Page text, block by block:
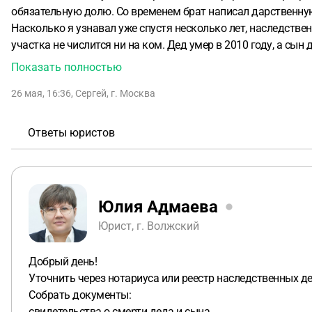
обязательную долю. Со временем брат написал
Насколько я узнавал уже спустя несколько лет,
участка не числится ни на ком. Дед умер в 2010 году, а сын
построить свой дом на участке. Как мне оформить
Показать полностью
26 мая, 16:36, Сергей, г. Москва
Ответы юристов
Юлия Адмаева
Юрист, г. Волжский
Добрый день!
Уточнить через нотариуса или реестр наследственных
Собрать документы: